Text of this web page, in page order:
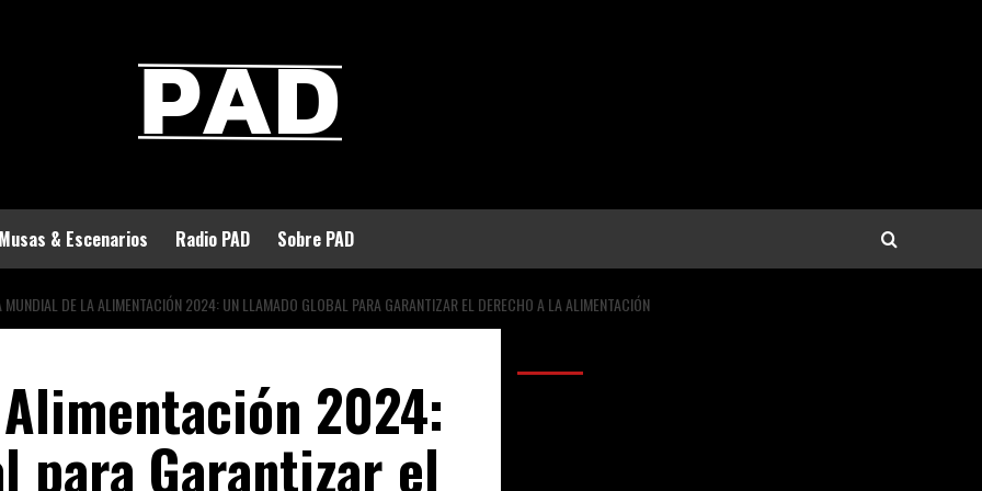
Musas & Escenarios Radio PAD Sobre PAD
MUNDIAL DE LA ALIMENTACIÓN 2024: UN LLAMADO GLOBAL PARA GARANTIZAR EL DERECHO A LA ALIMENTACIÓN
2024:
para Garantizar el